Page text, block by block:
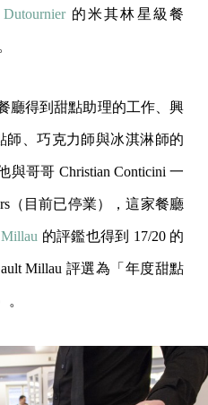
的米其林星級餐
廳得到甜點助理的工作、興
師、巧克力師與冰淇淋師的
與哥哥 Christian Conticini 一
（目前已停業），這家餐廳
的評鑑也得到 17/20 的
Millau 評選為「年度甜點
。